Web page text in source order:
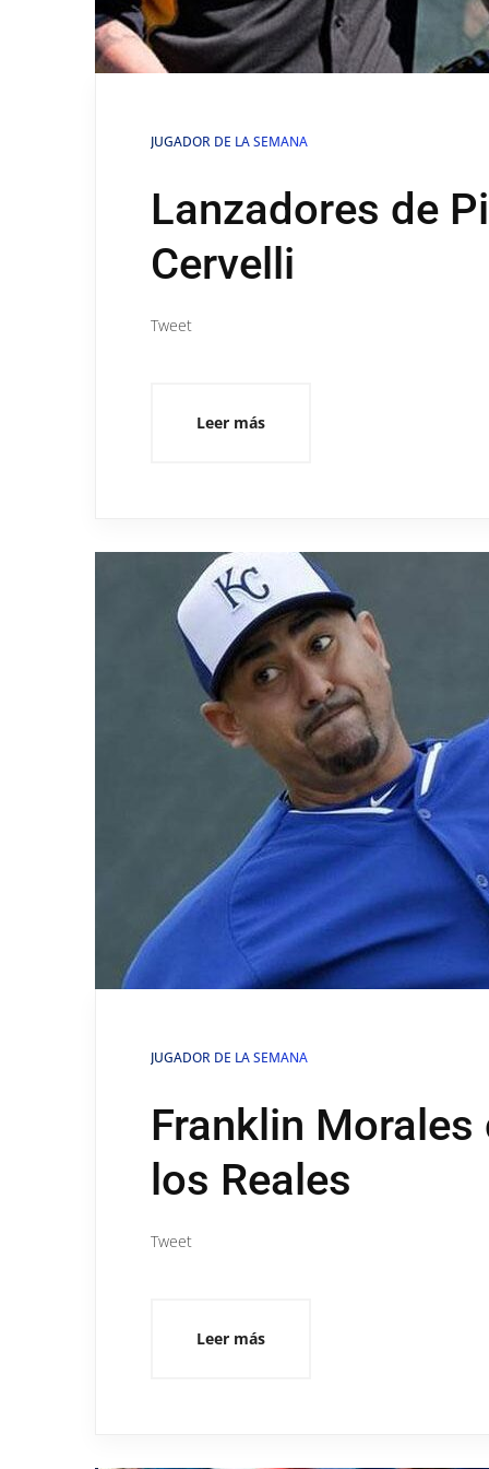
JUGADOR DE LA SEMANA
Lanzadores de
Cervelli
Tweet
Leer más
JUGADOR DE LA SEMANA
Franklin
los Reales
Tweet
Leer más